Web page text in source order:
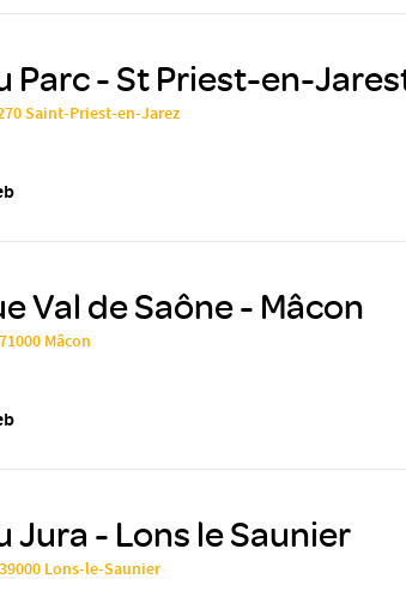
Parc - St Priest-en-
Saint-Priest-en-Jarez
Val de Saône - Mâcon
Mâcon
Jura - Lons le Saunier
Lons-le-Saunier